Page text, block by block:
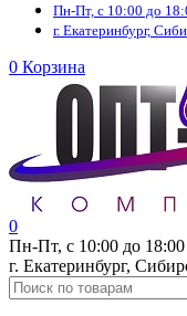
Пн-Пт, с 10:00 до
г. Екатеринбург,
0 Корзина
0
Пн-Пт, с 10:00 до 18:00
г. Екатеринбург,